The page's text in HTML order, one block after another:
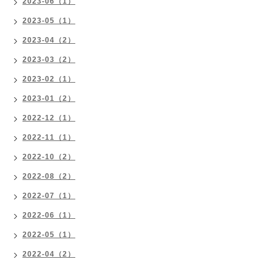
2023-05（1）
2023-04（2）
2023-03（2）
2023-02（1）
2023-01（2）
2022-12（1）
2022-11（1）
2022-10（2）
2022-08（2）
2022-07（1）
2022-06（1）
2022-05（1）
2022-04（2）